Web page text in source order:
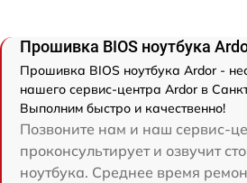
Прошивка BIOS ноутбука
Прошивка BIOS ноутбука Ardor -
нашего сервис-центра Ardor в
Выполним быстро и качественно!
Позвоните нам и наш сервис-
проконсультирует и озвучит
ноутбука. Среднее время